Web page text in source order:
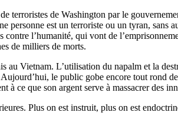
terroristes de Washington par le
personne est un terroriste ou un tyran,
l’humanité, qui vont de
de milliers de morts.
Vietnam. L’utilisation du napalm et la
le public gobe encore tout rond
à ce que son argent serve à massacrer des
Plus on est instruit, plus on est